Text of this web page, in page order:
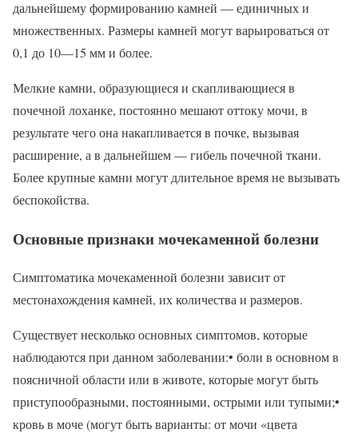
дальнейшему формированию камней — единичных и
множественных. Размеры камней могут варьироваться от
0,1 до 10—15 мм и более.
Мелкие камни, образующиеся и скапливающиеся в
почечной лоханке, постоянно мешают оттоку мочи, в
результате чего она накапливается в почке, вызывая
расширение, а в дальнейшем — гибель почечной ткани.
Более крупные камни могут длительное время не вызывать
беспокойства.
Основные признаки мочекаменной болезни
Симптоматика мочекаменной болезни зависит от
местонахождения камней, их количества и размеров.
Существует несколько основных симптомов, которые
наблюдаются при данном заболевании:• боли в основном в
поясничной области или в животе, которые могут быть
приступообразными, постоянными, острыми или тупыми;•
кровь в моче (могут быть варианты: от мочи «цвета